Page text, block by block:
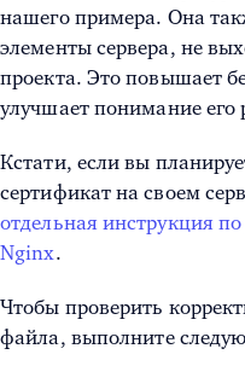
нашего примера. Она
элементы сервера, не
проекта. Это повышает
улучшает понимание его
Кстати, если вы
сертификат на своем
отдельная инструкция
Nginx.
Чтобы проверить
файла, выполните